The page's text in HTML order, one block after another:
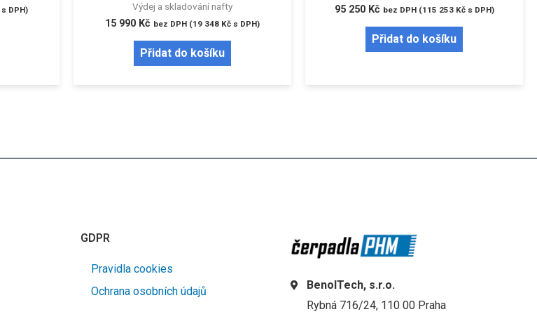
s DPH) Výdej a skladování nafty
15 990 Kč bez DPH (19 348 Kč s DPH)
Přidat do košíku
95 250 Kč bez DPH (115 253 Kčs DPH)
Přidat do košíku
GDPR
Pravidla cookies
Ochrana osobních údajů
BenolTech, s.r.o.
Rybná 716/24, 110 00 Praha